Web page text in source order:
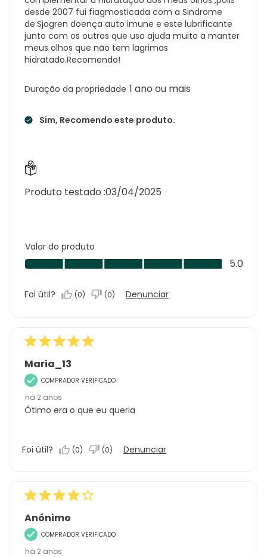
desde 2007 fui fiagmosticada com a Sindrome
de.Sjogren doença auto imune e este lubrificante
junto com os outros que uso ajuda muito a manter
meus olhos que não tem lagrimas
hidratado.Recomendo!
Duração da propriedade 1 ano ou mais
Sim, Recomendo este produto.
Produto testado :03/04/2025
Valor do produto
Valor
do
5.0
5.0
Foi útil? (0) (0) Denunciar
Maria_13
COMPRADOR VERIFICADO
há 2 anos
Ótimo era o que eu queria
Foi útil? (0) (0) Denunciar
Anónimo
COMPRADOR VERIFICADO
há 2 anos